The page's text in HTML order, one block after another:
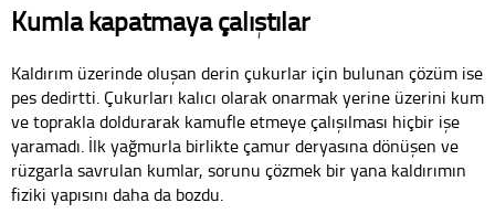
Kumla kapatmaya çalıştılar
Kaldırım üzerinde oluşan derin çukurlar için bulunan çözüm ise
pes dedirtti. Çukurları kalıcı olarak onarmak yerine üzerini kum
ve toprakla doldurarak kamufle etmeye çalışılması hiçbir işe
yaramadı. İlk yağmurla birlikte çamur deryasına dönüşen ve
rüzgarla savrulan kumlar, sorunu çözmek bir yana kaldırımın
fiziki yapısını daha da bozdu.